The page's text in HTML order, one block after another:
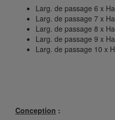
Larg. de passage 6 x
Larg. de passage 7 x
Larg. de passage 8 x
Larg. de passage 9 x
Larg. de passage 10 x
Conception :